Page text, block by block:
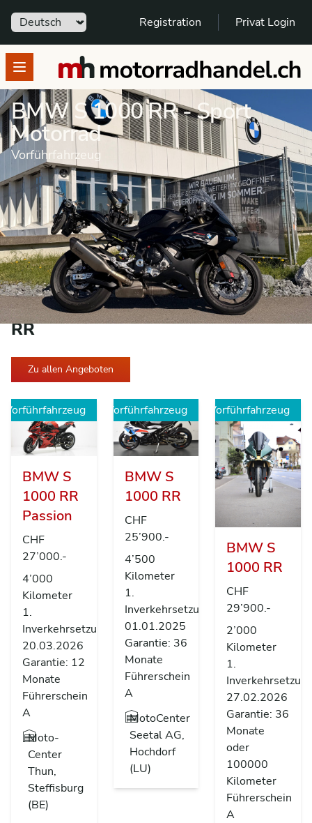
Sprache Registration Privat Login
Open menumotorradhandel.ch
BMW S 1000 RR - Sport
Motorrad
Vorführfahrzeug
Motorrad Vorführfahrzeug
Sport Motorrad
BMW
S 1000 RR
Dieses Fahrzeug wurde verkauft.
Andere Angebote zu BMW S 1000
RR
Zu allen Angeboten
Vorführfahrzeug
BMW S
1000 RR
Passion
CHF
27’000.-
4’000
Kilometer
1.
Inverkehrsetzung
20.03.2026
Garantie: 12
Monate
Führerschein
A
Moto-
Center
Thun,
Steffisburg
(BE)
Vorführfahrzeug
BMW S
1000 RR
CHF
25’900.-
4’500
Kilometer
1.
Inverkehrsetzung
01.01.2025
Garantie: 36
Monate
Führerschein
A
MotoCenter
Seetal AG,
Hochdorf
(LU)
Vorführfahrzeug
BMW S
1000 RR
CHF
29’900.-
2’000
Kilometer
1.
27.02.2026
Garantie: 36
Monate
oder
100000
Kilometer
Führerschein
A